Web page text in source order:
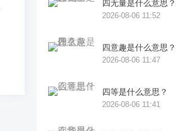
四无量是什么意思？
2026-08-06 11:52
四意趣是什么意思？
2026-08-06 11:47
四等是什么意思？
2026-08-06 11:41